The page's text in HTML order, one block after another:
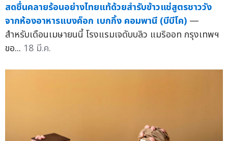
สดชื่นคลายร้อนอย่างไทยแท้ด้วยสำรับข้าวแช่สูตรชาววัง
จากห้องอาหารแบงค็อก เบกกิ้ง คอมพานี (บีบีโค) —
สำหรับเดือนเมษายนนี้ โรงแรมเจดับบลิว แมริออท กรุงเทพฯ
ขอ... 18 มี.ค.